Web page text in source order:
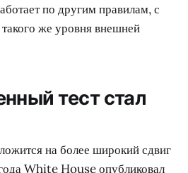
по другим правилам, с
же уровня внешней
тест стал
на более широкий сдвиг
White House опубликовал